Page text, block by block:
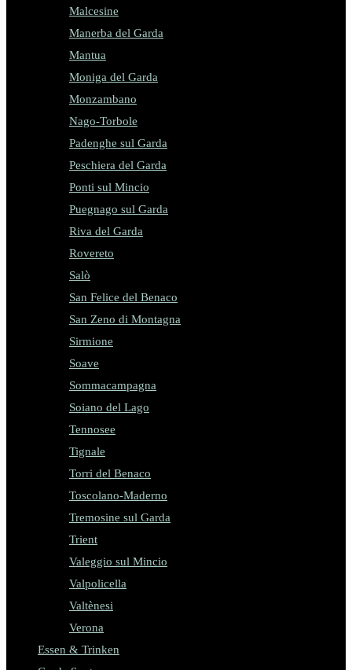
Malcesine
Manerba del Garda
Mantua
Moniga del Garda
Monzambano
Nago-Torbole
Padenghe sul Garda
Peschiera del Garda
Ponti sul Mincio
Puegnago sul Garda
Riva del Garda
Rovereto
Salò
San Felice del Benaco
San Zeno di Montagna
Sirmione
Soave
Sommacampagna
Soiano del Lago
Tennosee
Tignale
Torri del Benaco
Toscolano-Maderno
Tremosine sul Garda
Trient
Valeggio sul Mincio
Valpolicella
Valtènesi
Verona
Essen & Trinken